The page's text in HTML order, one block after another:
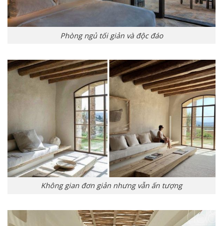
Phòng ngủ tối giản và độc đáo
Không gian đơn giản nhưng vẫn ấn tượng